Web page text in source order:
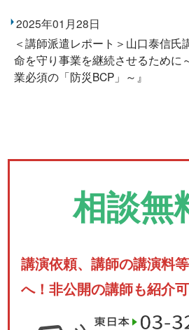
2025年01月28日
＜講師派遣レポート＞山口泰信氏
命を守り事業を継続させるために
業必須の「防災BCP」～』
相談無
講演依頼、講師の講演料
へ！非公開の講師も紹介可